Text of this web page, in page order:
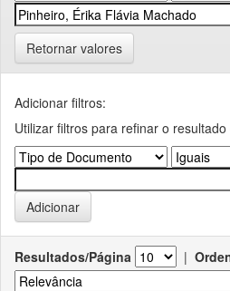
Retornar valores
Adicionar filtros:
Utilizar filtros para refinar o
Resultados/Página |